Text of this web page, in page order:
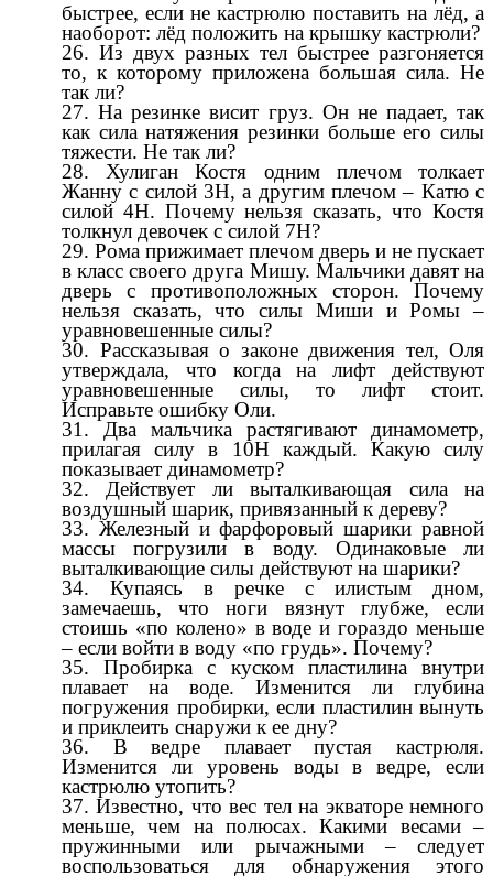
быстрее, если не кастрюлю поставить на лёд, а
наоборот: лёд положить на крышку кастрюли?
Из двух разных тел быстрее разгоняется
то, к которому приложена большая сила. Не
так ли?
На резинке висит груз. Он не падает, так
как сила натяжения резинки больше его силы
тяжести. Не так ли?
Хулиган Костя одним плечом толкает
Жанну с силой 3Н, а другим плечом – Катю с
силой 4Н. Почему нельзя сказать, что Костя
толкнул девочек с силой 7Н?
Рома прижимает плечом дверь и не пускает
в класс своего друга Мишу. Мальчики давят на
дверь с противоположных сторон. Почему
нельзя сказать, что силы Миши и Ромы –
уравновешенные силы?
Рассказывая о законе движения тел, Оля
утверждала, что когда на лифт действуют
уравновешенные силы, то лифт стоит.
Исправьте ошибку Оли.
Два мальчика растягивают динамометр,
прилагая силу в 10Н каждый. Какую силу
показывает динамометр?
Действует ли выталкивающая сила на
воздушный шарик, привязанный к дереву?
Железный и фарфоровый шарики равной
массы погрузили в воду. Одинаковые ли
выталкивающие силы действуют на шарики?
Купаясь в речке с илистым дном,
замечаешь, что ноги вязнут глубже, если
стоишь «по колено» в воде и гораздо меньше
– если войти в воду «по грудь». Почему?
Пробирка с куском пластилина внутри
плавает на воде. Изменится ли глубина
погружения пробирки, если пластилин вынуть
и приклеить снаружи к ее дну?
В ведре плавает пустая кастрюля.
Изменится ли уровень воды в ведре, если
кастрюлю утопить?
Известно, что вес тел на экваторе немного
меньше, чем на полюсах. Какими весами –
пружинными или рычажными – следует
воспользоваться для обнаружения этого